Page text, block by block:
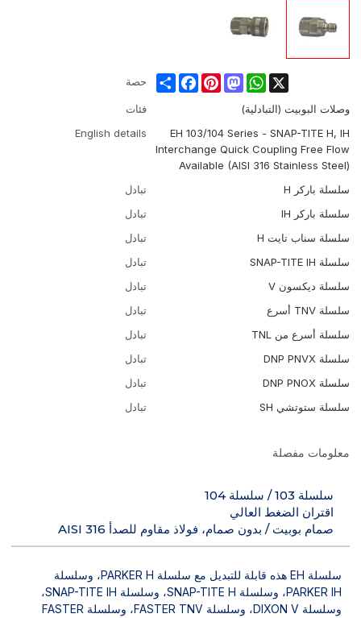
حصة Share
FacebookPinterest
Mastodon
WhatsApp X
فئات
وصلات البوبيت (التبادلية)
English details
EH 103/104 Series - SNAP-TITE H, IH
Interchange Quick Coupling Free Flow
Available (AISI 316 Stainless Steel)
تبادل
سلسلة باركر H
تبادل
سلسلة باركر IH
تبادل
سلسلة سناب تايت H
تبادل
سلسلة SNAP-TITE IH
تبادل
سلسلة ديكسون V
تبادل
سلسلة TNV أسرع
تبادل
سلسلة أسرع من TNL
تبادل
سلسلة DNP PNVX
تبادل
سلسلة DNP PNOX
تبادل
سلسلة ستوتشي SH
معلومات مفصلة
سلسلة 103 / سلسلة 104
اقتران الضغط العالي
صمام بوبيت / بدون صمام، فولاذ مقاوم للصدأ AISI 316
سلسلة EH هذه قابلة للتبديل مع سلسلة PARKER H، وسلسلة
PARKER IH، وسلسلة SNAP-TITE H، وسلسلة SNAP-TITE IH،
وسلسلة DIXON V، وسلسلة FASTER TNV، وسلسلة FASTER